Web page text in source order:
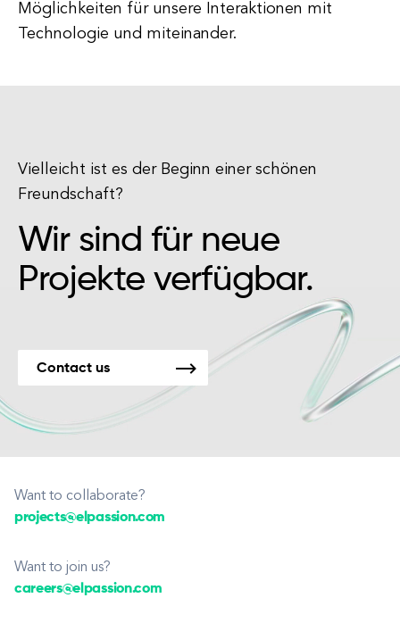
Möglichkeiten für unsere Interaktionen mit
Technologie und miteinander.
Vielleicht ist es der Beginn einer schönen
Freundschaft?
Wir sind für neue
Projekte verfügbar.
Contact us
Want to collaborate?
projects@elpassion.com
Want to join us?
careers@elpassion.com